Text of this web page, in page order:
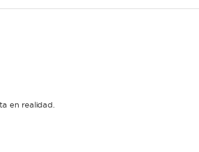
en realidad.